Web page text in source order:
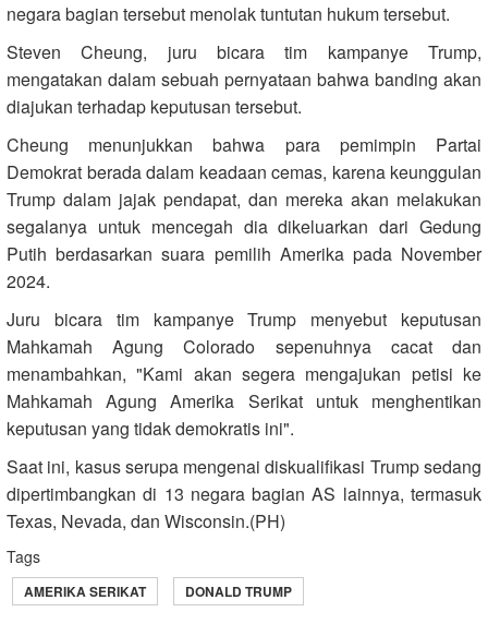
negara bagian tersebut menolak tuntutan hukum tersebut.
Steven Cheung, juru bicara tim kampanye Trump,
mengatakan dalam sebuah pernyataan bahwa banding akan
diajukan terhadap keputusan tersebut.
Cheung menunjukkan bahwa para pemimpin Partai
Demokrat berada dalam keadaan cemas, karena keunggulan
Trump dalam jajak pendapat, dan mereka akan melakukan
segalanya untuk mencegah dia dikeluarkan dari Gedung
Putih berdasarkan suara pemilih Amerika pada November
2024.
Juru bicara tim kampanye Trump menyebut keputusan
Mahkamah Agung Colorado sepenuhnya cacat dan
menambahkan, "Kami akan segera mengajukan petisi ke
Mahkamah Agung Amerika Serikat untuk menghentikan
keputusan yang tidak demokratis ini".
Saat ini, kasus serupa mengenai diskualifikasi Trump sedang
dipertimbangkan di 13 negara bagian AS lainnya, termasuk
Texas, Nevada, dan Wisconsin.(PH)
Tags
AMERIKA SERIKAT DONALD TRUMP